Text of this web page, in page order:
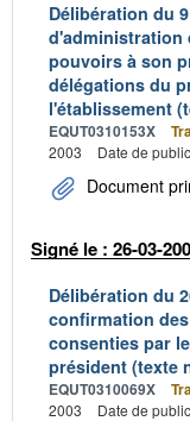
Délibération du
d'administration
pouvoirs à son
délégations du
l'établissement
EQUT0310153X
2003
Date de
Document
Signé le : 26-03-
Délibération du
confirmation
consenties par
président (texte
EQUT0310069X
2003
Date de